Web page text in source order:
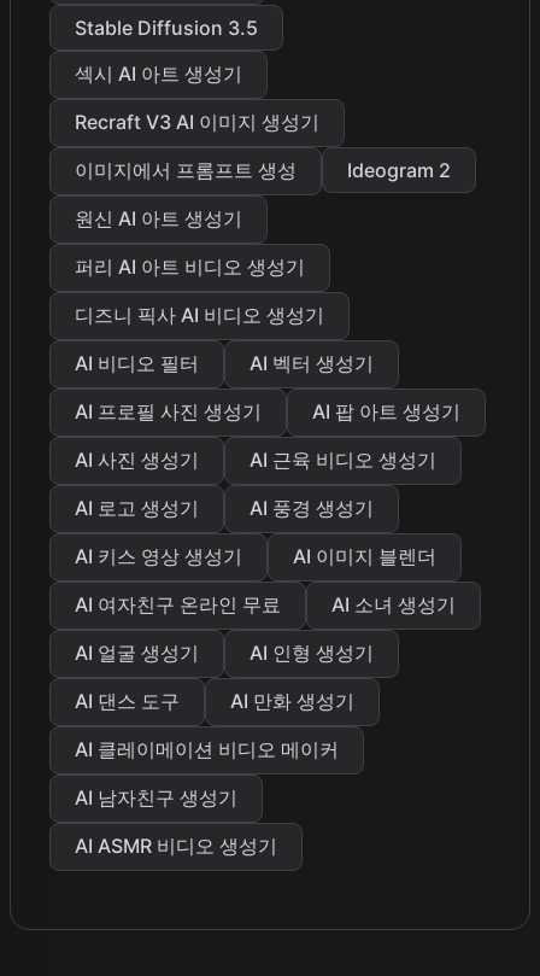
Stable Diffusion 3.5
섹시 AI 아트 생성기
Recraft V3 AI 이미지 생성기
이미지에서 프롬프트 생성
Ideogram 2
원신 AI 아트 생성기
퍼리 AI 아트 비디오 생성기
디즈니 픽사 AI 비디오 생성기
AI 비디오 필터
AI 벡터 생성기
AI 프로필 사진 생성기
AI 팝 아트 생성기
AI 사진 생성기
AI 근육 비디오 생성기
AI 로고 생성기
AI 풍경 생성기
AI 키스 영상 생성기
AI 이미지 블렌더
AI 여자친구 온라인 무료
AI 소녀 생성기
AI 얼굴 생성기
AI 인형 생성기
AI 댄스 도구
AI 만화 생성기
AI 클레이메이션 비디오 메이커
AI 남자친구 생성기
AI ASMR 비디오 생성기